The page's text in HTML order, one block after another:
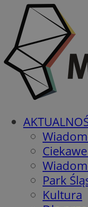
Park
Kultura